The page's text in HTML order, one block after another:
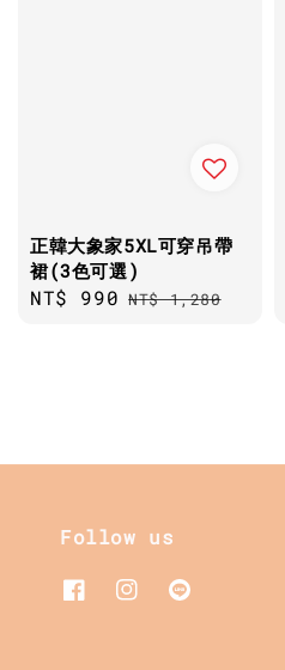
正韓大象家5XL可穿吊帶
裙(3色可選)
Sale
NT$ 990 Regular
NT$ 1,280
Follow us